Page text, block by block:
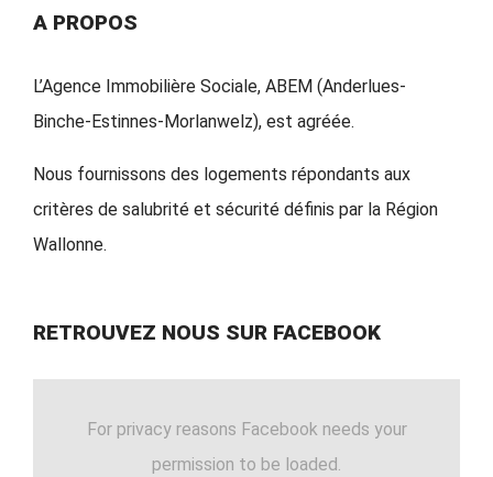
A PROPOS
L’Agence Immobilière Sociale, ABEM (Anderlues-
Binche-Estinnes-Morlanwelz), est agréée.
Nous fournissons des logements répondants aux
critères de salubrité et sécurité définis par la Région
Wallonne.
RETROUVEZ NOUS SUR FACEBOOK
For privacy reasons Facebook needs your
permission to be loaded.